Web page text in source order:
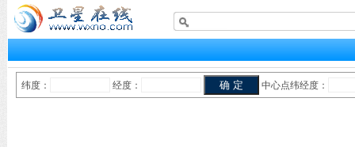
纬度： 经度： 中心点纬经度：